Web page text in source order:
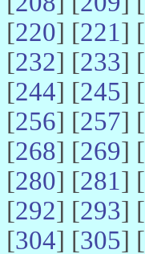
[220] [221] [
[232] [233] [
[244] [245] [
[256] [257] [
[268] [269] [
[280] [281] [
[292] [293] [
[304] [305] [